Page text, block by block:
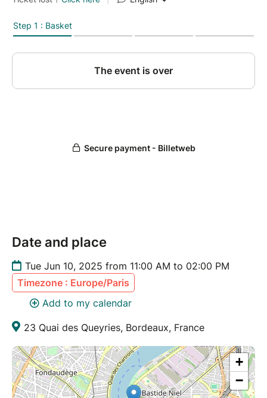
Laurianne Garnier - 07 87 53 28 64 -
Date and place
Tue Jun 10, 2025 from 11:00 AM to 02:00 PM
Timezone : Europe/Paris
Add to my calendar
23 Quai des Queyries, Bordeaux, France
+
−